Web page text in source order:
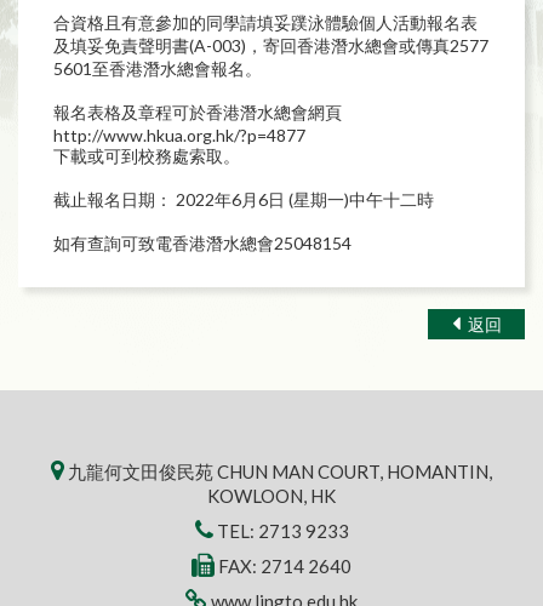
合資格且有意參加的同學請填妥蹼泳體驗個人活動報名表
及填妥免責聲明書(A-003)，寄回香港潛水總會或傳真2577
5601至香港潛水總會報名。
報名表格及章程可於香港潛水總會網頁
http://www.hkua.org.hk/?p=4877
下載或可到校務處索取。
截止報名日期： 2022年6月6日 (星期一)中午十二時
如有查詢可致電香港潛水總會25048154
返回
九龍何文田俊民苑 CHUN MAN COURT, HOMANTIN,
KOWLOON, HK
TEL: 2713 9233
FAX: 2714 2640
www.lingto.edu.hk